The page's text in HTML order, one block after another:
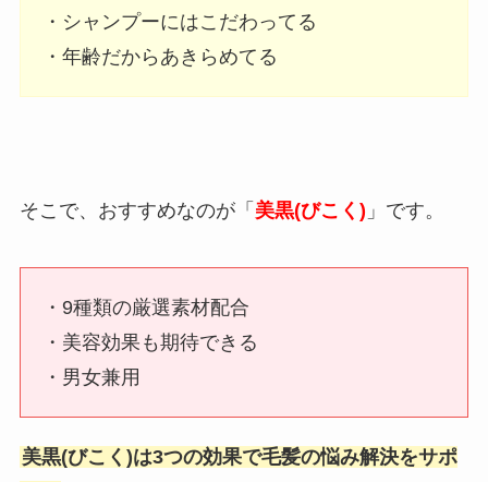
・シャンプーにはこだわってる
・年齢だからあきらめてる
そこで、おすすめなのが「 美黒(びこく) 」です。
・9種類の厳選素材配合
・美容効果も期待できる
・男女兼用
美黒(びこく)は3つの効果で毛髪の悩み解決をサポ